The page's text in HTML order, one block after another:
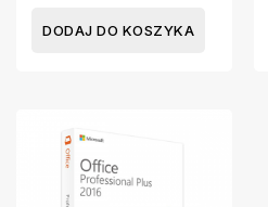
DODAJ DO KOSZYKA